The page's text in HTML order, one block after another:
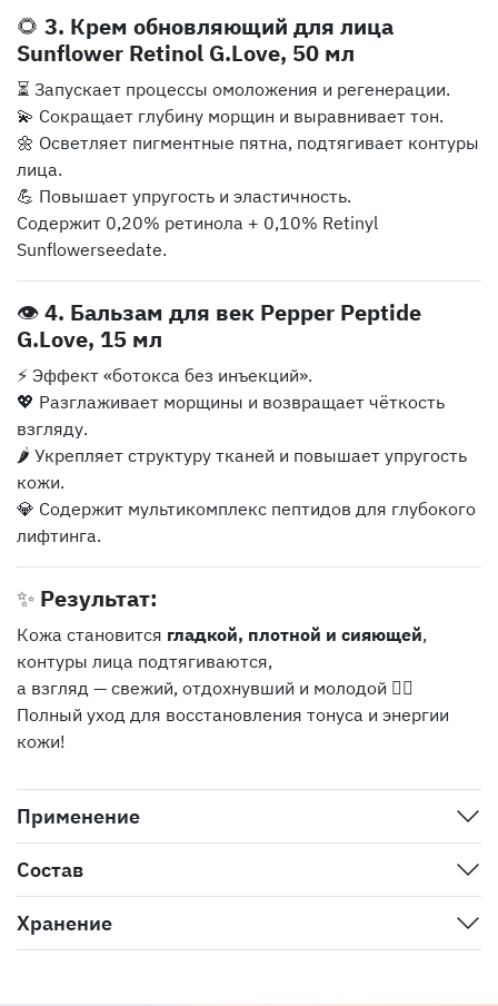
🌻 3. Крем обновляющий для лица
Sunflower Retinol G.Love, 50 мл
⏳ Запускает процессы омоложения и регенерации.
💫 Сокращает глубину морщин и выравнивает тон.
🌼 Осветляет пигментные пятна, подтягивает контуры
лица.
💪 Повышает упругость и эластичность.
Содержит 0,20% ретинола + 0,10% Retinyl
Sunflowerseedate.
👁️4. Бальзам для век Pepper Peptide
G.Love, 15 мл
⚡ Эффект «ботокса без инъекций».
💖 Разглаживает морщины и возвращает чёткость
взгляду.
🌶️ Укрепляет структуру тканей и повышает упругость
кожи.
💎 Содержит мультикомплекс пептидов для глубокого
лифтинга.
✨ Результат:
Кожа становится гладкой, плотной и сияющей,
контуры лица подтягиваются,
а взгляд — свежий, отдохнувший и молодой 💆‍♀️
Полный уход для восстановления тонуса и энергии
кожи!
Применение
Состав
Хранение